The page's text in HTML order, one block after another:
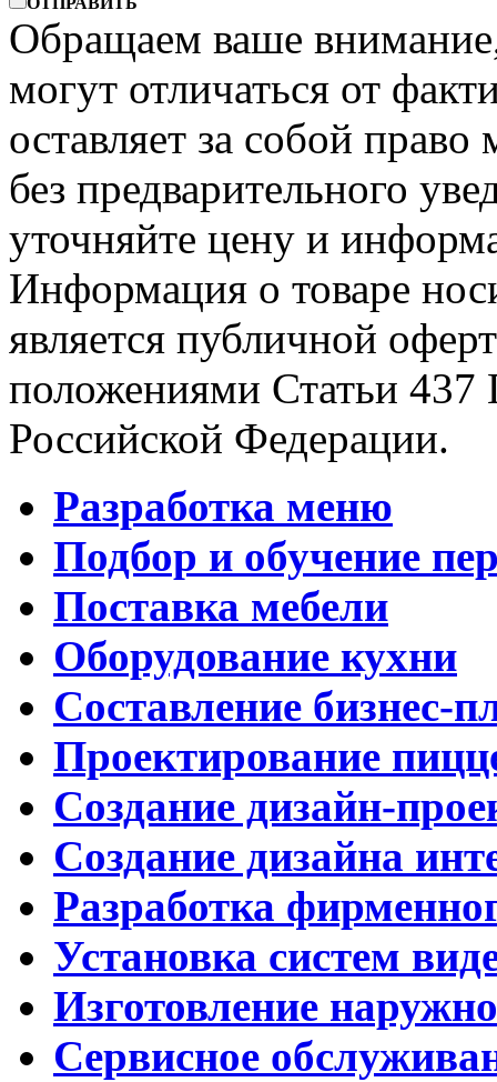
Обращаем ваше
могут отличаться от
оставляет за собой право
без предварительного
уточняйте цену и
Информация о товаре
является публичной
положениями Статьи 437
Российской Федерации.
Разработка меню
Подбор и обучение
Поставка мебели
Оборудование кухни
Составление бизнес-
Проектирование
Создание дизайн-
Создание дизайна
Разработка
Установка систем
Изготовление
Сервисное